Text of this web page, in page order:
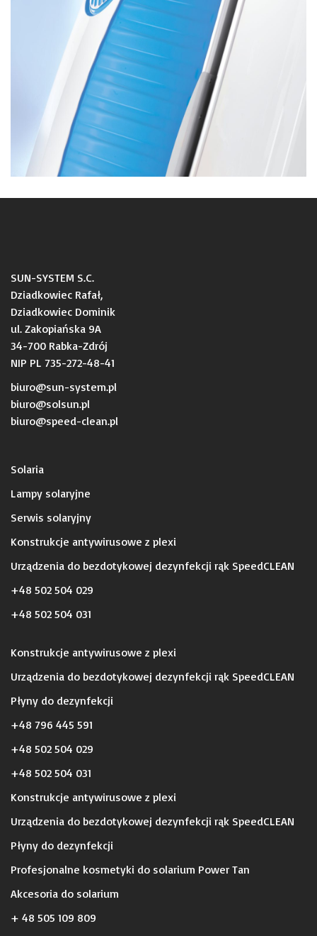
SUN-SYSTEM S.C.
Dziadkowiec Rafał,
Dziadkowiec Dominik
ul. Zakopiańska 9A
34-700 Rabka-Zdrój
NIP PL 735-272-48-41
biuro@sun-system.pl
biuro@solsun.pl
biuro@speed-clean.pl
Solaria
Lampy solaryjne
Serwis solaryjny
Konstrukcje antywirusowe z plexi
Urządzenia do bezdotykowej dezynfekcji rąk SpeedCLEAN
+48 502 504 029
+48 502 504 031
Konstrukcje antywirusowe z plexi
Urządzenia do bezdotykowej dezynfekcji rąk SpeedCLEAN
Płyny do dezynfekcji
+48 796 445 591
+48 502 504 029
+48 502 504 031
Konstrukcje antywirusowe z plexi
Urządzenia do bezdotykowej dezynfekcji rąk SpeedCLEAN
Płyny do dezynfekcji
Profesjonalne kosmetyki do solarium Power Tan
Akcesoria do solarium
+ 48 505 109 809